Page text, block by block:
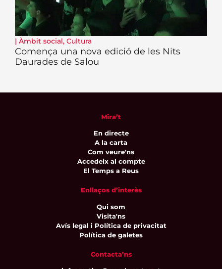
| Àmbit social, Cultura
Comença una nova edició de les Nits
Daurades de Salou
Mira’t
En directe
A la carta
Com veure'ns
Accedeix al compte
El Temps a Reus
Enllaços d’interès
Qui som
Visita'ns
Avís legal i Política de privacitat
Política de galetes
Contacta’ns